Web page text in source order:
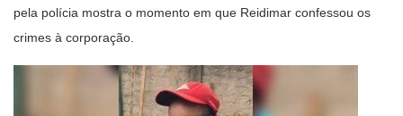
pela polícia mostra o momento em que Reidimar confessou os
crimes à corporação.